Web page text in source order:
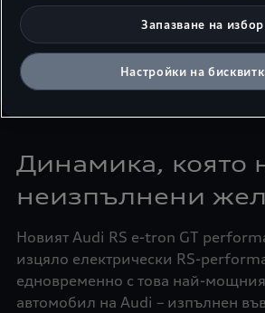
Динамика, която
неизпълнени
Новият Audi RS e-tron GT
изцяло електрически RS-
едновременно с това най-
автомобил на Audi – изпълнен
Запазване на избор
Настройки на